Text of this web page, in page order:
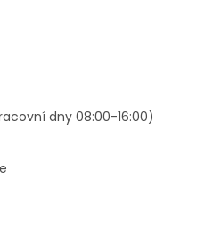
dny 08:00-16:00)